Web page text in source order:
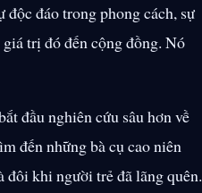
đáo trong phong cách, sự
trị đó đến cộng đồng. Nó
đầu nghiên cứu sâu hơn về
đến những bà cụ cao niên
đôi khi người trẻ đã lãng quên.